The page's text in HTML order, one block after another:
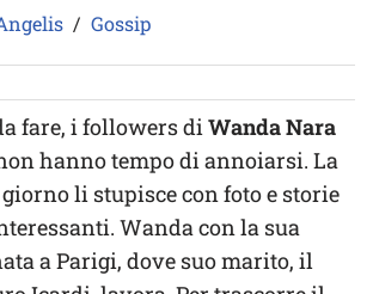
Gossip
fare, i followers diWanda Nara
hanno tempo di annoiarsi. La
li stupisce con foto e storie
Wanda con la sua
a Parigi, dove suo marito, il